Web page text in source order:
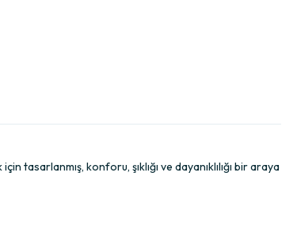
tasarlanmış, konforu, şıklığı ve dayanıklılığı bir araya